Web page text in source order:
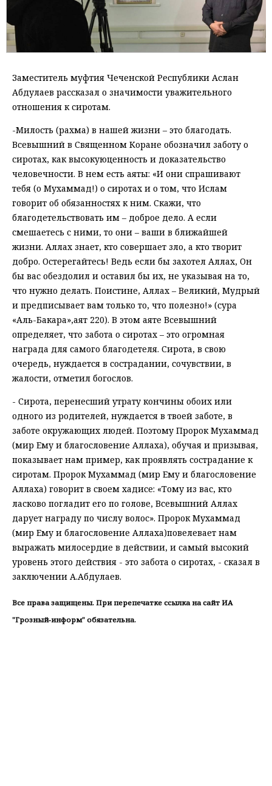
Заместитель муфтия Чеченской Республики Аслан
Абдулаев рассказал о значимости уважительного
отношения к сиротам.
-Милость (рахма) в нашей жизни – это благодать.
Всевышний в Священном Коране обозначил заботу о
сиротах, как высокуюценность и доказательство
человечности. В нем есть аяты: «И они спрашивают
тебя (о Мухаммад!) о сиротах и о том, что Ислам
говорит об обязанностях к ним. Скажи, что
благодетельствовать им – доброе дело. А если
смешаетесь с ними, то они – ваши в ближайшей
жизни. Аллах знает, кто совершает зло, а кто творит
добро. Остерегайтесь! Ведь если бы захотел Аллах, Он
бы вас обездолил и оставил бы их, не указывая на то,
что нужно делать. Поистине, Аллах – Великий, Мудрый
и предписывает вам только то, что полезно!» (сура
«Аль-Бакара»,аят 220). В этом аяте Всевышний
определяет, что забота о сиротах – это огромная
награда для самого благодетеля. Сирота, в свою
очередь, нуждается в сострадании, сочувствии, в
жалости, отметил богослов.
- Сирота, перенесший утрату кончины обоих или
одного из родителей, нуждается в твоей заботе, в
заботе окружающих людей. Поэтому Пророк Мухаммад
(мир Ему и благословение Аллаха), обучая и призывая,
показывает нам пример, как проявлять сострадание к
сиротам. Пророк Мухаммад (мир Ему и благословение
Аллаха) говорит в своем хадисе: «Тому из вас, кто
ласково погладит его по голове, Всевышний Аллах
дарует награду по числу волос». Пророк Мухаммад
(мир Ему и благословение Аллаха)повелевает нам
выражать милосердие в действии, и самый высокий
уровень этого действия - это забота о сиротах, - сказал в
заключении А.Абдулаев.
Все права защищены. При перепечатке ссылка на сайт ИА
"Грозный-информ" обязательна.